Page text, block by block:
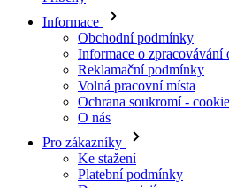
Volná pracovní místa
Ochrana soukromí - cookies
O nás
Pro zákazníky
Ke stažení
Platební podmínky
Doprava a její ceny
Nejčastější dotazy
Velikostní tabulky
Kontakty
Vrácení zboží